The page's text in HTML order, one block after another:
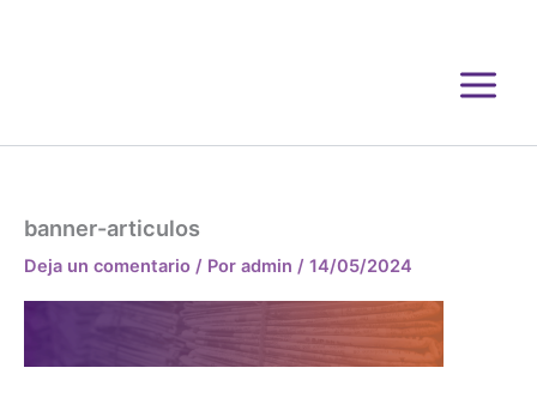
banner-articulos
Deja un comentario / Por admin / 14/05/2024